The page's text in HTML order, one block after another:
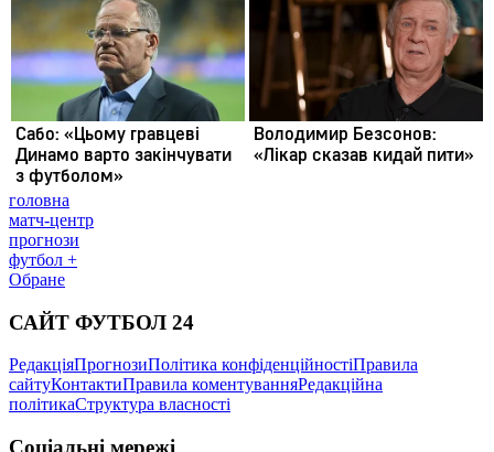
головна
матч-центр
прогнози
футбол +
Обране
САЙТ ФУТБОЛ 24
РедакціяПрогнозиПолітика конфіденційностіПравила
сайтуКонтактиПравила коментуванняРедакційна
політикаСтруктура власності
Соціальні мережі